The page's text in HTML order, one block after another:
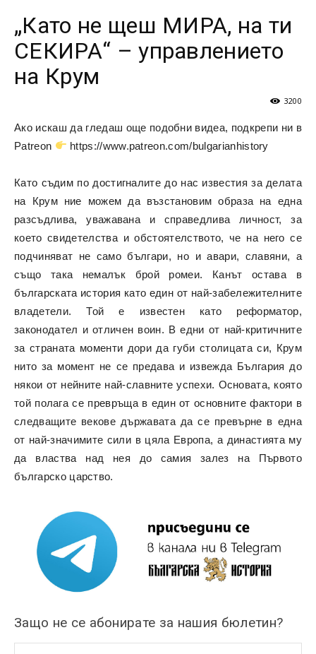
„Като не щеш МИРА, на ти
СЕКИРА“ – управлението
на Крум
3200
Ако искаш да гледаш още подобни видеа, подкрепи ни в
Patreon
https://www.patreon.com/bulgarianhistory
Като съдим по достигналите до нас известия за делата
на Крум ние можем да възстановим образа на една
разсъдлива, уважавана и справедлива личност, за
което свидетелства и обстоятелството, че на него се
подчиняват не само българи, но и авари, славяни, а
също така немалък брой ромеи. Канът остава в
българската история като един от най-забележителните
владетели. Той е известен като реформатор,
законодател и отличен воин. В едни от най-критичните
за страната моменти дори да губи столицата си, Крум
нито за момент не се предава и извежда България до
някои от нейните най-славните успехи. Основата, която
той полага се превръща в един от основните фактори в
следващите векове държавата да се превърне в една
от най-значимите сили в цяла Европа, а династията му
да властва над нея до самия залез на Първото
българско царство.
Защо не се абонирате за нашия бюлетин?